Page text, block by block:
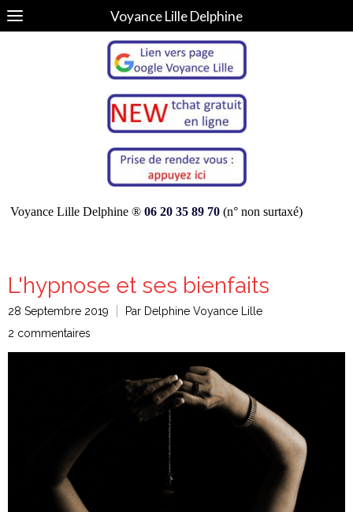
Voyance Lille Delphine
Voyance Lille Delphine ® 06 20 35 89 70 (n° non surtaxé)
L'hypnose et ses bienfaits
28 Septembre 2019
Par Delphine Voyance Lille
2 commentaires